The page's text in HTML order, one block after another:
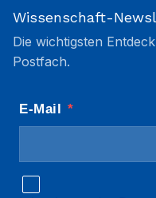
Wissenschaft-
Die wichtigsten
Postfach.